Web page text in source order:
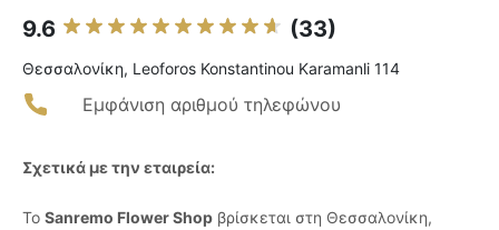
9.6 (33)
Θεσσαλονίκη, Leoforos Konstantinou Karamanli 114
Εμφάνιση αριθμού τηλεφώνου
Σχετικά με την εταιρεία:
Το Sanremo Flower Shop βρίσκεται στη Θεσσαλονίκη,